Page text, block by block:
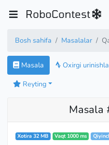
RoboContest
Bosh sahifa Masalalar
Masala Oxirgi
Reyting
Masala
Xotira 32 MB Vaqt 1000 ms